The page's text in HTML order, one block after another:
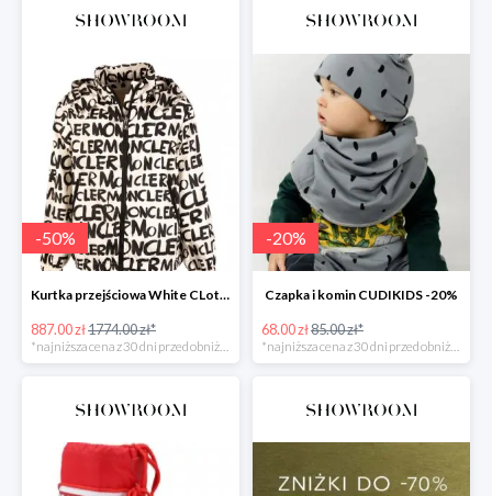
-50%
Kurtka przejściowa White CLothing MONCLER -50%
887.00 zł1774.00 zł*
*najniższa cena z 30 dni przed obniżką
-20%
Czapka i komin CUDIKIDS -20%
68.00 zł85.00 zł*
*najniższa cena z 30 dni przed obniżką